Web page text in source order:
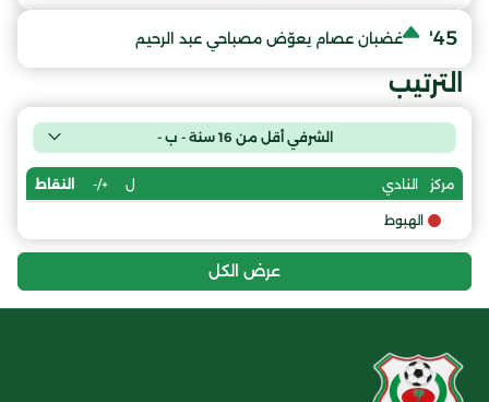
45' غضبان عصام يعوّض مصباحي عبد الرحيم
الترتيب
الشرفي أقل من 16 سنة - ب -
مركز النادي ل +/- النقاط
الهبوط
عرض الكل